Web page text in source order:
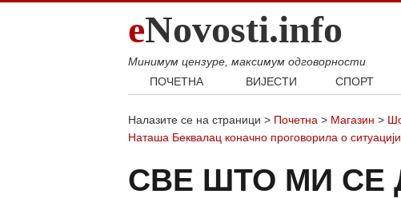
eNovosti.info
Минимум цензуре, максимум одговорности
ПОЧЕТНА
ВИЈЕСТИ
Балкан
Република Српска
Хроника
СПОРТ
Кошарка
Аутомото
Налазите се на страници > Почетна > Магазин >
Наташа Беквалац коначно проговорила о
СВЕ ШТО МИ СЕ